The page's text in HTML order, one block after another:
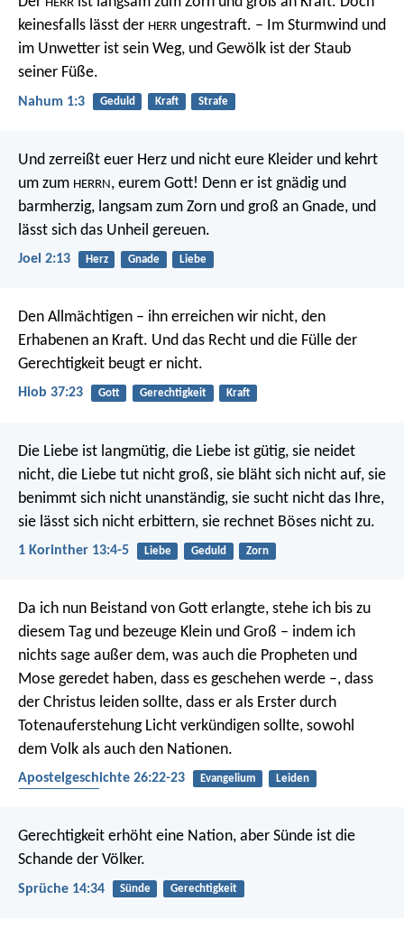
HERR
keinesfalls lässt der HERR ungestraft. – Im Sturmwind und
im Unwetter ist sein Weg, und Gewölk ist der Staub
seiner Füße.
Nahum 1:3 Geduld Kraft Strafe
Und zerreißt euer Herz und nicht eure Kleider und kehrt
um zum HERRN , eurem Gott! Denn er ist gnädig und
barmherzig, langsam zum Zorn und groß an Gnade, und
lässt sich das Unheil gereuen.
Joel 2:13 Herz Gnade Liebe
Den Allmächtigen – ihn erreichen wir nicht, den
Erhabenen an Kraft. Und das Recht und die Fülle der
Gerechtigkeit beugt er nicht.
Hiob 37:23 Gott Gerechtigkeit Kraft
Die Liebe ist langmütig, die Liebe ist gütig, sie neidet
nicht, die Liebe tut nicht groß, sie bläht sich nicht auf, sie
benimmt sich nicht unanständig, sie sucht nicht das Ihre,
sie lässt sich nicht erbittern, sie rechnet Böses nicht zu.
1 Korinther 13:4-5 Liebe Geduld Zorn
Da ich nun Beistand von Gott erlangte, stehe ich bis zu
diesem Tag und bezeuge Klein und Groß – indem ich
nichts sage außer dem, was auch die Propheten und
Mose geredet haben, dass es geschehen werde –, dass
der Christus leiden sollte, dass er als Erster durch
Totenauferstehung Licht verkündigen sollte, sowohl
dem Volk als auch den Nationen.
Apostelgeschichte 26:22-23 Evangelium
Leiden
Gerechtigkeit erhöht eine Nation, aber Sünde ist die
Schande der Völker.
Sprüche 14:34 Sünde Gerechtigkeit